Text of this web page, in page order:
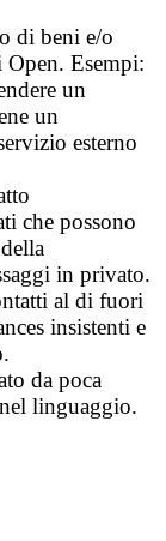
di beni e/o
Open. Esempi:
un
un
esterno
che possono
in privato.
al di fuori
insistenti e
da poca
linguaggio.